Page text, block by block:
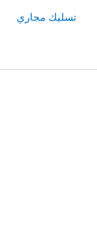
تسليك مجاري